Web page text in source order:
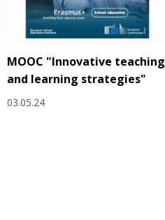
MOOC "Innovative teaching
and learning strategies"
03.05.24